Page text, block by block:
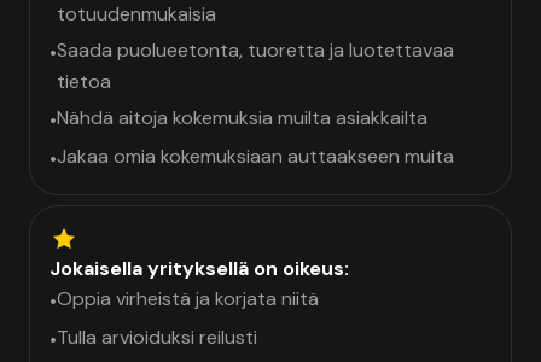
totuudenmukaisia
•Saada puolueetonta, tuoretta ja luotettavaa
tietoa
•Nähdä aitoja kokemuksia muilta asiakkailta
•Jakaa omia kokemuksiaan auttaakseen muita
Jokaisella yrityksellä on oikeus:
•Oppia virheistä ja korjata niitä
•Tulla arvioiduksi reilusti